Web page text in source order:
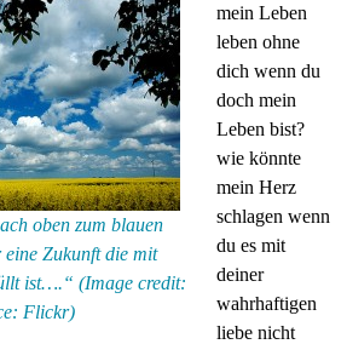
oben zum blauen
Zukunft die mit
ist….“ (Image credit:
Flickr)
mein Leben
leben ohne
dich wenn du
doch mein
Leben bist?
wie könnte
mein Herz
schlagen wenn
du es mit
deiner
wahrhaftigen
liebe nicht